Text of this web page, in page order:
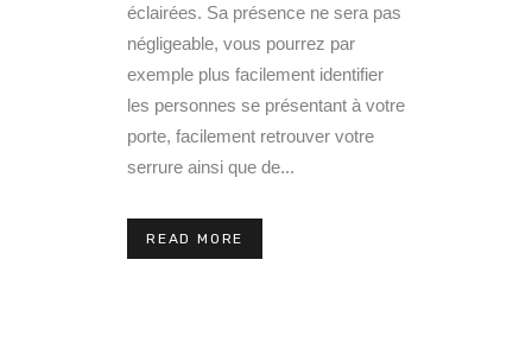
éclairées. Sa présence ne sera pas
négligeable, vous pourrez par
exemple plus facilement identifier
les personnes se présentant à votre
porte, facilement retrouver votre
serrure ainsi que de...
READ MORE